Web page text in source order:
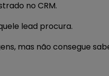
no CRM.
lead procura.
mas não consegue